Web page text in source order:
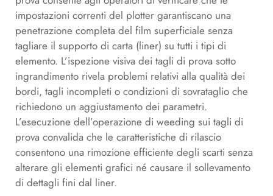
impostazioni correnti del plotter garantiscano una
penetrazione completa del film superficiale senza
tagliare il supporto di carta (liner) su tutti i tipi di
elemento. L’ispezione visiva dei tagli di prova sotto
ingrandimento rivela problemi relativi alla qualità dei
bordi, tagli incompleti o condizioni di sovrataglio che
richiedono un aggiustamento dei parametri.
L’esecuzione dell’operazione di weeding sui tagli di
prova convalida che le caratteristiche di rilascio
consentono una rimozione efficiente degli scarti senza
alterare gli elementi grafici né causare il sollevamento
di dettagli fini dal liner.